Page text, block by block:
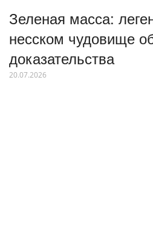
Зеленая масса:
несском чудовище
доказательства
20.07.2026